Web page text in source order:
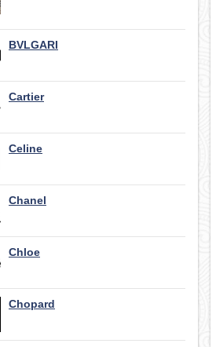
BVLGARI
Cartier
Celine
Chanel
Chloe
Chopard